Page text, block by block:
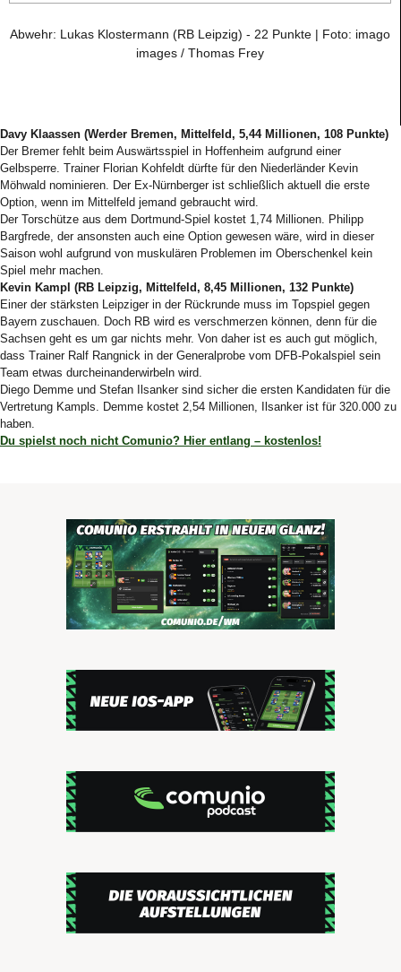
Abwehr: Lukas Klostermann (RB Leipzig) - 22 Punkte | Foto: imago
images / Thomas Frey
Davy Klaassen (Werder Bremen, Mittelfeld, 5,44 Millionen, 108 Punkte)
Der Bremer fehlt beim Auswärtsspiel in Hoffenheim aufgrund einer
Gelbsperre. Trainer Florian Kohfeldt dürfte für den Niederländer Kevin
Möhwald nominieren. Der Ex-Nürnberger ist schließlich aktuell die erste
Option, wenn im Mittelfeld jemand gebraucht wird.
Der Torschütze aus dem Dortmund-Spiel kostet 1,74 Millionen. Philipp
Bargfrede, der ansonsten auch eine Option gewesen wäre, wird in dieser
Saison wohl aufgrund von muskulären Problemen im Oberschenkel kein
Spiel mehr machen.
Kevin Kampl (RB Leipzig, Mittelfeld, 8,45 Millionen, 132 Punkte)
Einer der stärksten Leipziger in der Rückrunde muss im Topspiel gegen
Bayern zuschauen. Doch RB wird es verschmerzen können, denn für die
Sachsen geht es um gar nichts mehr. Von daher ist es auch gut möglich,
dass Trainer Ralf Rangnick in der Generalprobe vom DFB-Pokalspiel sein
Team etwas durcheinanderwirbeln wird.
Diego Demme und Stefan Ilsanker sind sicher die ersten Kandidaten für die
Vertretung Kampls. Demme kostet 2,54 Millionen, Ilsanker ist für 320.000 zu
haben.
Du spielst noch nicht Comunio? Hier entlang – kostenlos!